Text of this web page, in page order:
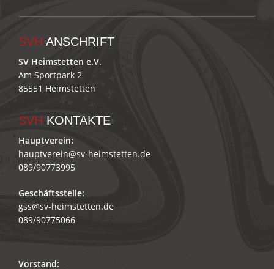
SVH ANSCHRIFT
SV Heimstetten e.V.
Am Sportpark 2
85551 Heimstetten
SVH KONTAKTE
Hauptverein:
hauptverein@sv-heimstetten.de
089/90773995
Geschäftsstelle:
gss@sv-heimstetten.de
089/90775066
Vorstand: